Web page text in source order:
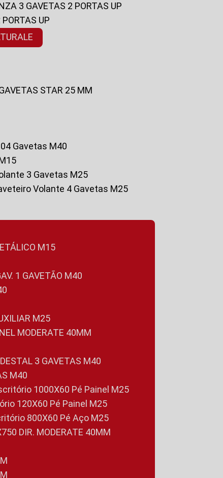
3 GAVETAS 2 PORTAS UP
PORTAS UP
GAVETAS STAR 25 MM
04 Gavetas M40
3 Gavetas M25
Volante 4 Gavetas M25
M15
1 GAVETÃO M40
M25
MODERATE 40MM
3 GAVETAS M40
M40
1000X60 Pé Painel M25
120X60 Pé Painel M25
800X60 Pé Aço M25
DIR. MODERATE 40MM